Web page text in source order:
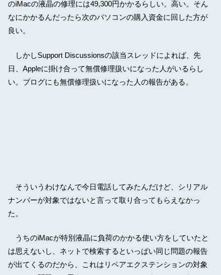
のiMacの液晶の修理には49,300円かかるらしい。高い。そん
なにかかるんだったら次のパソコンの購入資金に回した方が
良い。
しかしSupport Discussionsの該当スレッドによれば、先
日、Appleに掛け合って無償修理扱いになった人がいるらし
い。ブログにも無償修理扱いになった人の報告がある。
そういうわけなんで今日電話してみたんだけど、シリアル
ナンバーが対象ではないと言って取り合ってもらえなかっ
た。
うちのiMacが特別液晶に負荷のかかる使い方をしていたと
は思えないし、ネットで検索するといっぱい同じ問題の報告
が出てくるのだから、これはリペアエクステンションの対象